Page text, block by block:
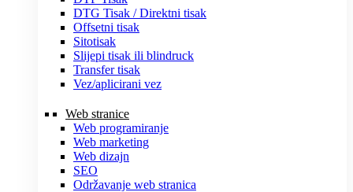
DTG Tisak / Direktni tisak
Offsetni tisak
Sitotisak
Slijepi tisak ili blindruck
Transfer tisak
Vez/aplicirani vez
Web stranice
Web programiranje
Web marketing
Web dizajn
SEO
Održavanje web stranica